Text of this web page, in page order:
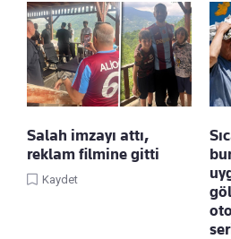
Salah imzayı attı,
reklam filmine gitti
Kaydet